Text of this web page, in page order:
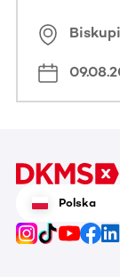
Polska